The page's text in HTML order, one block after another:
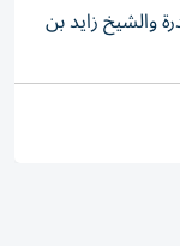
والشيخ زايد بن